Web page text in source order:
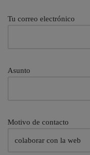
Tu correo electrónico
Asunto
Motivo de contacto